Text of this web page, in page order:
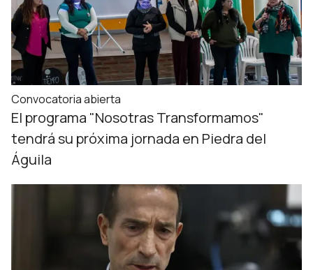
Convocatoria abierta
El programa "Nosotras Transformamos"
tendrá su próxima jornada en Piedra del
Águila